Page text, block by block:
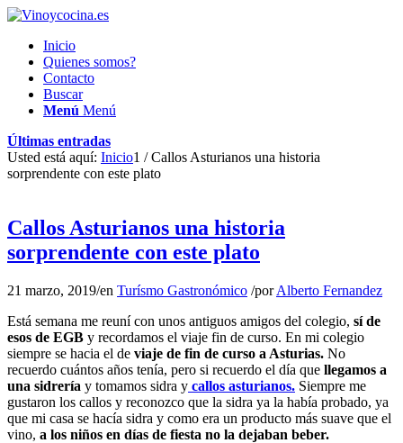
Inicio
Quienes somos?
Contacto
Buscar
Menú Menú
Últimas entradas
Usted está aquí: Inicio1 / Callos Asturianos una historia
sorprendente con este plato
Callos Asturianos una historia
sorprendente con este plato
21 marzo, 2019/en Turísmo Gastronómico /porAlberto Fernandez
Está semana me reuní con unos antiguos amigos del colegio, sí de
esos de EGB y recordamos el viaje fin de curso. En mi colegio
siempre se hacia el de viaje de fin de curso a Asturias. No
recuerdo cuántos años tenía, pero si recuerdo el día que llegamos a
una sidrería y tomamos sidra y callos asturianos. Siempre me
gustaron los callos y reconozco que la sidra ya la había probado, ya
que mi casa se hacía sidra y como era un producto más suave que el
vino, a los niños en días de fiesta no la dejaban beber.